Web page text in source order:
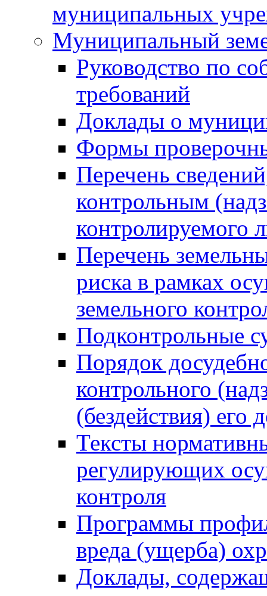
муниципальных
Муниципальный
Руководство по
требований
Доклады о
Формы
Перечень
контрольным
контролируемого
Перечень
риска в рамках
земельного
Подконтрольные
Порядок
контрольного
(бездействия)
Тексты
регулирующих
контроля
Программы
вреда (ущерба)
Доклады,